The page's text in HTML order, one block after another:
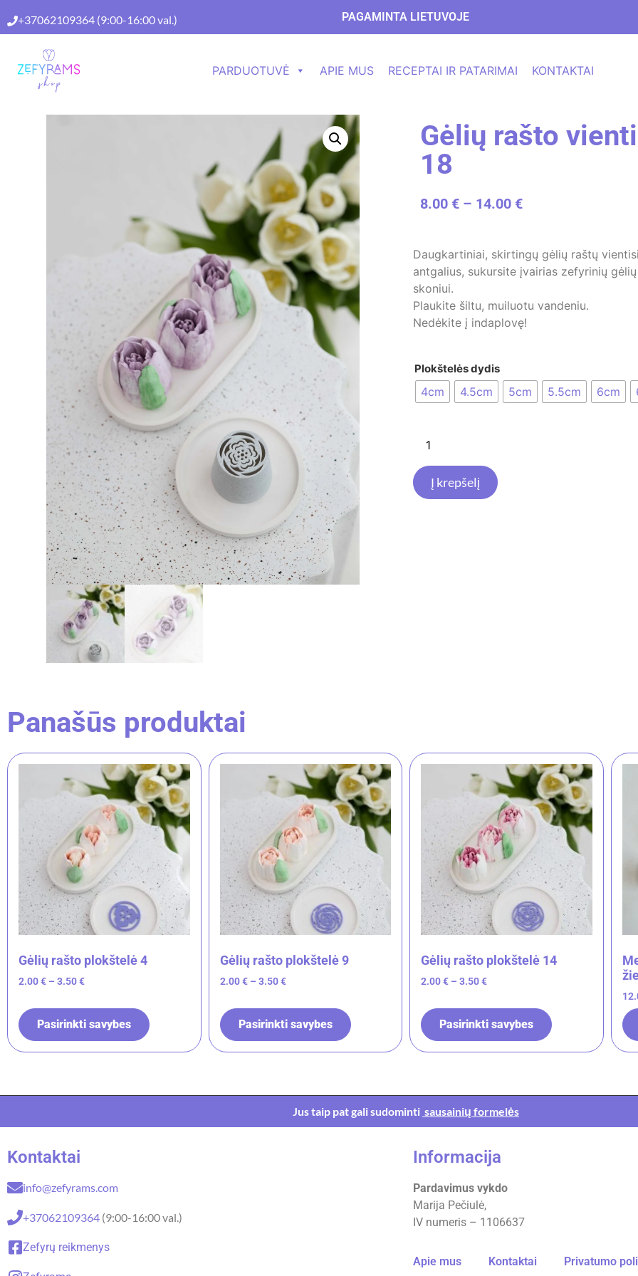
+37062109364 (9:00-16:00 val.) PAGAMINTA LIETUVOJE
PARDUOTUVĖ APIE MUS RECEPTAI IR PATARIMAI KONTAKTAI
Gėlių rašto
18
8.00 € – 14.00 €
Daugkartiniai, skirtingų gėlių raštų
antgalius, sukursite įvairias zefyrinių
skoniui.
Plaukite šiltu, muiluotu vandeniu.
Nedėkite į indaplovę!
Plokštelės dydis
4cm 4.5cm 5cm 5.5cm 6cm
Į krepšelį
Panašūs produktai
Gėlių rašto plokštelė 4
2.00€ – 3.50€
Pasirinkti savybes
Gėlių rašto plokštelė 9
2.00€ – 3.50€
Pasirinkti savybes
Gėlių rašto plokštelė 14
2.00€ – 3.50€
Pasirinkti savybes
Jus taip pat gali sudominti sausainių formelės
Kontaktai
info@zefyrams.com
+37062109364 (9:00-16:00 val.)
Zefyrų reikmenys
Informacija
Pardavimus vykdo
Marija Pečiulė,
IV numeris – 1106637
Apie mus Kontaktai Privatumo